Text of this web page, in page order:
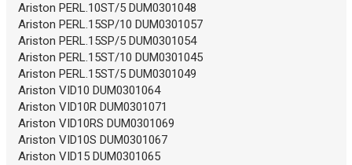
Ariston PERL.10ST/5 DUM0301048
Ariston PERL.15SP/10 DUM0301057
Ariston PERL.15SP/5 DUM0301054
Ariston PERL.15ST/10 DUM0301045
Ariston PERL.15ST/5 DUM0301049
Ariston VID10 DUM0301064
Ariston VID10R DUM0301071
Ariston VID10RS DUM0301069
Ariston VID10S DUM0301067
Ariston VID15 DUM0301065